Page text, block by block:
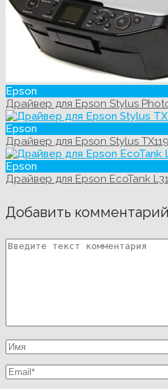
Epson
Драйвер для Epson Stylus
Epson
Драйвер для Epson Stylus TX119
Epson
Драйвер для Epson EcoTank
Добавить комментарий